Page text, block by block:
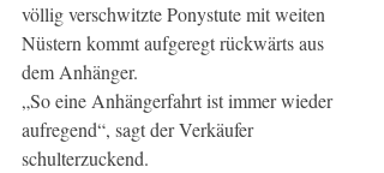
völlig verschwitzte Ponystute mit weiten
Nüstern kommt aufgeregt rückwärts aus
dem Anhänger.
„So eine Anhängerfahrt ist immer wieder
aufregend“, sagt der Verkäufer
schulterzuckend.